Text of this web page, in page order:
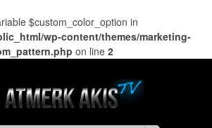
$custom_color_option in
wp-content/themes/marketing-
on line 2